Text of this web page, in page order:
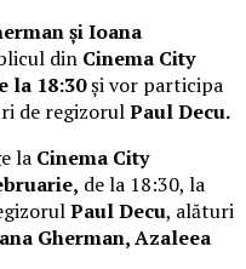
și Ioana
din Cinema City
la 18:30și vor participa
de regizorulPaul Decu.
la Cinema City
de la 18:30, la
Paul Decu, alături
Gherman, Azaleea